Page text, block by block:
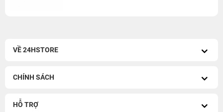
VỀ 24HSTORE
CHÍNH SÁCH
HỖ TRỢ